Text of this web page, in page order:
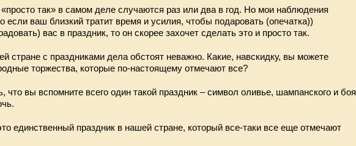
так» в самом деле случаются раз или два в год. Но мои наблюдения
если ваш близкий тратит время и усилия, чтобы подаровать (опечатка))
вас в праздник, то он скорее захочет сделать это и просто так.
стране с праздниками дела обстоят неважно. Какие, навскидку, вы можете
торжества, которые по-настоящему отмечают все?
что вы вспомните всего один такой праздник – символ оливье, шампанского и боя
единственный праздник в нашей стране, который все-таки все еще отмечают